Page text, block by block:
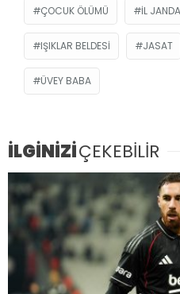
ÇOCUK ÖLÜMÜ İL
IŞIKLAR BELDESI JASAT
ÜVEY BABA
İLGİNİZİÇEKEBİLİR